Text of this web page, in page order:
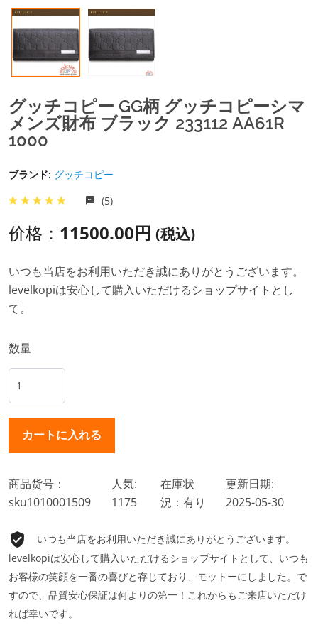
グッチコピー GG柄 グッチコピーシマ
メンズ財布 ブラック 233112 AA61R
1000
ブランド: グッチコピー
(5)
价格： 11500.00円 (税込)
いつも当店をお利用いただき誠にありがとうございます。
levelkopiは安心して購入いただけるショップサイトとし
て。
数量
商品货号：
sku1010001509
人気:
1175
在庫状
況：有り
更新日期:
2025-05-30
いつも当店をお利用いただき誠にありがとうございます。
levelkopiは安心して購入いただけるショップサイトとして、いつも
お客様の笑顔を一番の喜びと存じており、モットーにしました。で
すので、品質安心保証は何よりの第一！これからもご来店いただけ
れば幸いです。